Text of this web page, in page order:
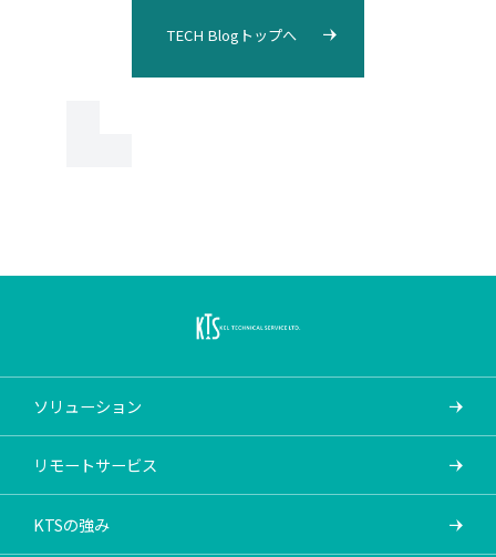
TECH Blogトップへ
ソリューション
リモートサービス
KTSの強み